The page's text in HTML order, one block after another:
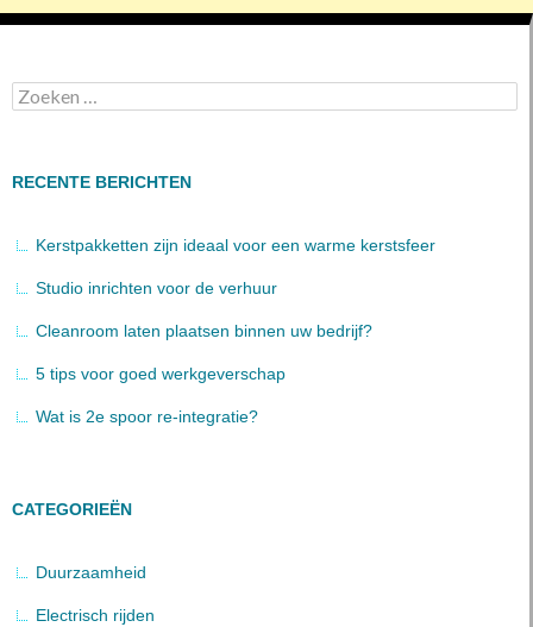
Zoeken
naar:
RECENTE BERICHTEN
Kerstpakketten zijn ideaal voor een warme kerstsfeer
Studio inrichten voor de verhuur
Cleanroom laten plaatsen binnen uw bedrijf?
5 tips voor goed werkgeverschap
Wat is 2e spoor re-integratie?
CATEGORIEËN
Duurzaamheid
Electrisch rijden